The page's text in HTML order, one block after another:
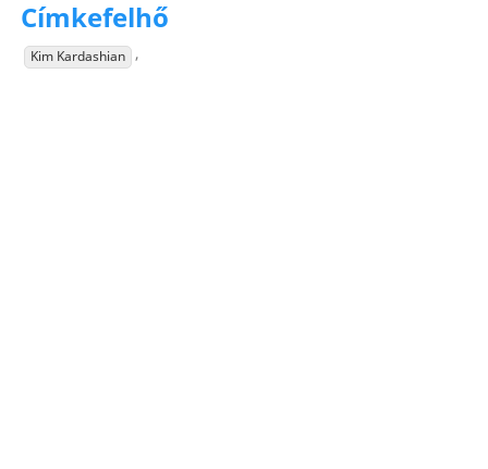
Címkefelhő
Kim Kardashian ,